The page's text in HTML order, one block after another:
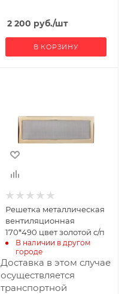
2 200 руб./шт
В КОРЗИНУ
170
Решетка металлическая
вентиляционная
170*490 цвет золотой с/п
В наличии в другом
городе
Доставка в этом случае
осуществляется
транспортной